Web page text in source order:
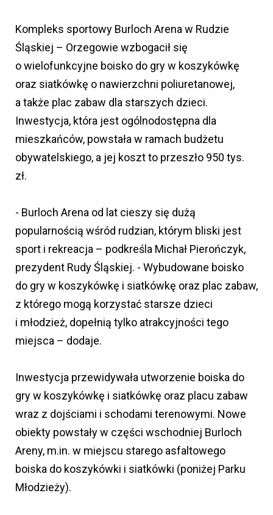
Kompleks sportowy Burloch Arena w Rudzie
Śląskiej – Orzegowie wzbogacił się
o wielofunkcyjne boisko do gry w koszykówkę
oraz siatkówkę o nawierzchni poliuretanowej,
a także plac zabaw dla starszych dzieci.
Inwestycja, która jest ogólnodostępna dla
mieszkańców, powstała w ramach budżetu
obywatelskiego, a jej koszt to przeszło 950 tys.
zł.
- Burloch Arena od lat cieszy się dużą
popularnością wśród rudzian, którym bliski jest
sport i rekreacja – podkreśla Michał Pierończyk,
prezydent Rudy Śląskiej. - Wybudowane boisko
do gry w koszykówkę i siatkówkę oraz plac zabaw,
z którego mogą korzystać starsze dzieci
i młodzież, dopełnią tylko atrakcyjności tego
miejsca – dodaje.
Inwestycja przewidywała utworzenie boiska do
gry w koszykówkę i siatkówkę oraz placu zabaw
wraz z dojściami i schodami terenowymi. Nowe
obiekty powstały w części wschodniej Burloch
Areny, m.in. w miejscu starego asfaltowego
boiska do koszykówki i siatkówki (poniżej Parku
Młodzieży).